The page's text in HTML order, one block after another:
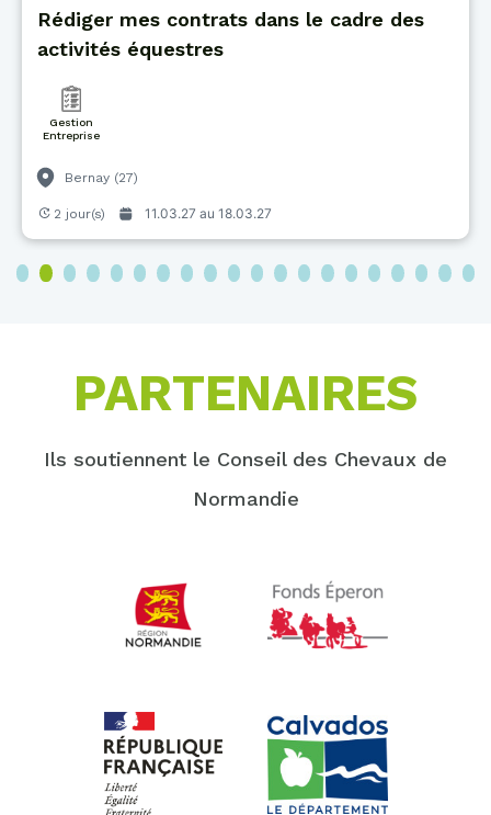
Rédiger mes contrats dans le cadre des
activités équestres
Gestion
Entreprise
Bernay (27)
2 jour(s) 11.03.27 au 18.03.27
3 4 5 6 7 8 9 10 11 12 13 14 15 16 17 18 19 20
PARTENAIRES
Ils soutiennent le Conseil des Chevaux de
Normandie